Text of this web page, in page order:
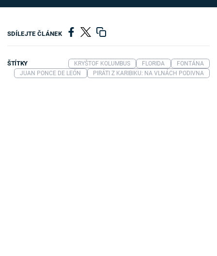
SDÍLEJTE ČLÁNEK
ŠTÍTKY KRYŠTOF KOLUMBUS FLORIDA
FONTÁNA
JUAN PONCE DE LEÓN
PIRÁTI Z KARIBIKU: NA VLNÁCH PODIVNA